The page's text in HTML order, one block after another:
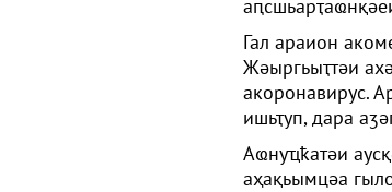
Гал араион
Жәыргьыҭтәи
акоронавирус.
ишьҭуп, дара
Аҩнуҵҟатәи
аҳақьымцәа